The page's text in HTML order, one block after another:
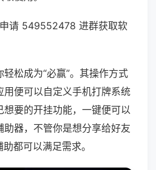
请 549552478 进群获取软
松成为“必赢”。其操作方式
用便可以自定义手机打牌系统
要的开挂功能，一键便可以
助器，不管你是想分享给好友
都可以满足需求。